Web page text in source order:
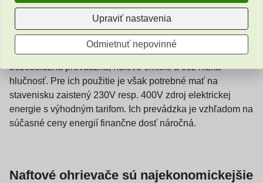
s naftovým ohrievačom
Na vykurovanie menších uzavretých miestností sú ideálne
elektrické mobilné ohrievače. Ich hlavnými výhodami sú
bezobslužná prevádzka, nulové emisie a tiež nízka
hlučnosť. Pre ich použitie je však potrebné mať na
stavenisku zaistený 230V resp. 400V zdroj elektrickej
energie s výhodným tarifom. Ich prevádzka je vzhľadom na
súčasné ceny energií finančne dosť náročná.
Naftové ohrievače sú najekonomickejšie
Upraviť nastavenia
Odmietnuť nepovinné